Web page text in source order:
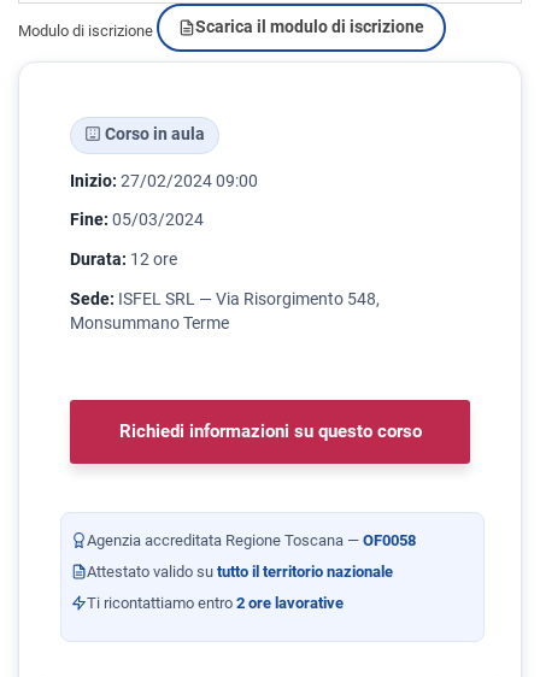
Modulo di iscrizione Scarica il modulo di iscrizione
Corso in aula
Inizio: 27/02/2024 09:00
Fine: 05/03/2024
Durata: 12 ore
Sede: ISFEL SRL — Via Risorgimento 548,
Monsummano Terme
Richiedi informazioni su questo corso
Agenzia accreditata Regione Toscana — OF0058
Attestato valido su tutto il territorio nazionale
Ti ricontattiamo entro 2 ore lavorative